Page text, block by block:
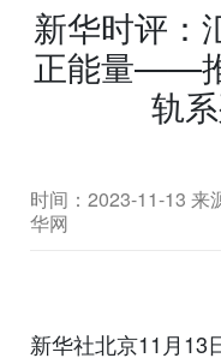
新华时评：
正能量——
轨
时间：2023-11-13 来
华网
新华社北京11月13